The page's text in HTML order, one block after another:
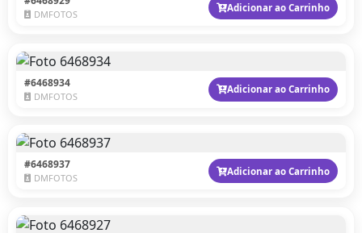
DMFOTOS
Adicionar ao Carrinho
#6468934
DMFOTOS
Adicionar ao Carrinho
#6468937
DMFOTOS
Adicionar ao Carrinho